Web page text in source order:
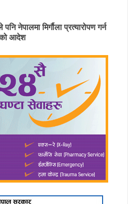
नेपालमा मिर्गौला प्रत्यारोपण गर्न
आदेश